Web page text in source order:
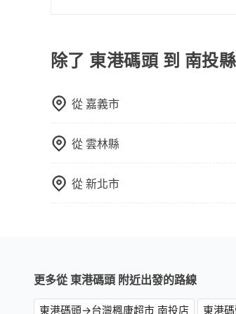
除了 東港碼頭 到 南投
從 嘉義市
從雲林縣
從新北市
更多從 東港碼頭 附近出發的路線
東港碼頭→台灣楓康超市 南投店 東港